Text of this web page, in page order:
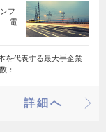
フ
電
を代表する最大手企業
：…
詳細へ